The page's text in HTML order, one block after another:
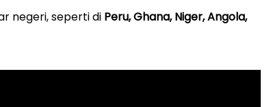
negeri, seperti di Peru, Ghana, Niger, Angola,